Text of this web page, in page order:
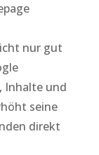
nur gut
Inhalte und
seine
direkt